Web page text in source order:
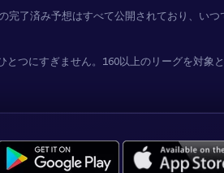
了済み予想はすべて公開されており、い
つにすぎません。160以上のリーグを対象